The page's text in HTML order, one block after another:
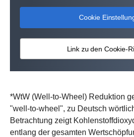
Cookie
Link zu den Cookie-
*WtW (Well-to-Wheel) Reduktion
"well-to-wheel", zu Deutsch
Betrachtung zeigt
entlang der gesamten